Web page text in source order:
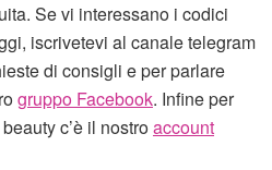
Se vi interessano i codici
iscrivetevi al canale telegram
di consigli e per parlare
gruppo Facebook. Infine per
c’è il nostroaccount